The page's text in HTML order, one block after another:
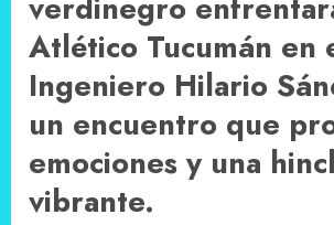
Atlético Tucumán en
Ingeniero Hilario
un encuentro que
emociones y una
vibrante.